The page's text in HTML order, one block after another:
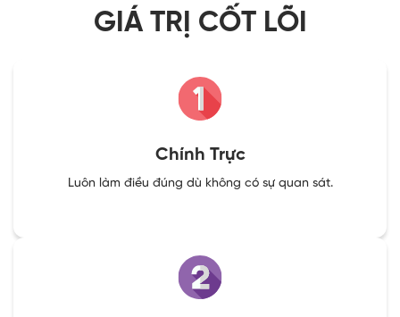
GIÁ TRỊ CỐT LÕI
Chính Trực
Luôn làm điều đúng dù không có sự quan sát.